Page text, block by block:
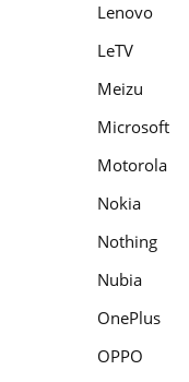
Lenovo
LeTV
Meizu
Microsoft
Motorola
Nokia
Nothing
Nubia
OnePlus
OPPO